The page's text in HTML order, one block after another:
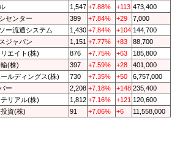
1,547 +7.88% +113 473,400
センター 399 +7.84% +29
7,000
ー流通システム 1,430 +7.84% +104 144,700
ジャパン 1,151 +7.77% +83
88,700
エイト(株) 876 +7.75% +63
185,800
(株) 397 +7.59% +28
401,000
ルディングス(株) 730 +7.35% +50
6,757,000
ー 2,208 +7.18% +148 235,400
リアル(株) 1,812 +7.16% +121 120,600
資(株) 91 +7.06% +6 11,558,000